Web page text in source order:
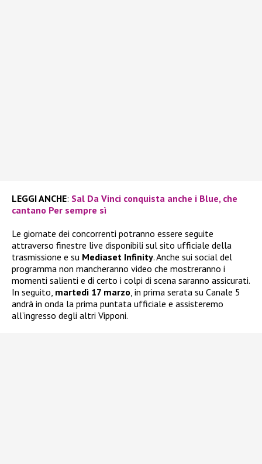
LEGGI ANCHE: Sal Da Vinci conquista anche i Blue, che
cantano Per sempre sì
Le giornate dei concorrenti potranno essere seguite
attraverso finestre live disponibili sul sito ufficiale della
trasmissione e su Mediaset Infinity. Anche sui social del
programma non mancheranno video che mostreranno i
momenti salienti e di certo i colpi di scena saranno assicurati.
In seguito, martedì 17 marzo, in prima serata su Canale 5
andrà in onda la prima puntata ufficiale e assisteremo
all’ingresso degli altri Vipponi.